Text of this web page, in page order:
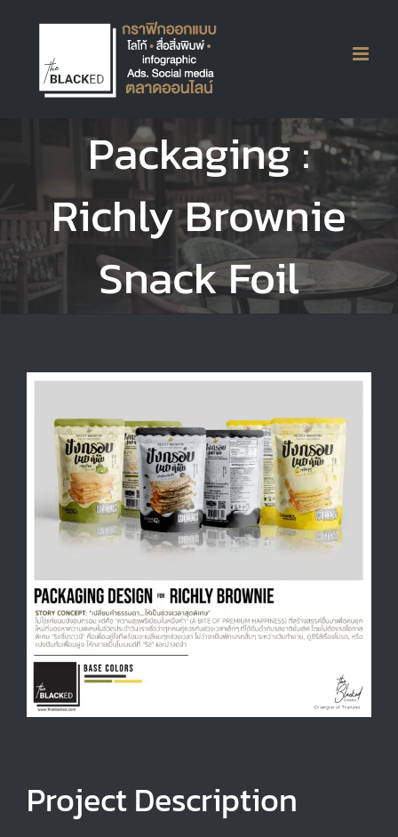
content
Packaging :
Richly Brownie
Snack Foil
View
Larger
Image
Project Description